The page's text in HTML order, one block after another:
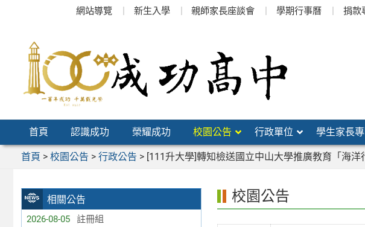
網站導覽 新生入學 親師家長座談會 學期行事曆 捐款
首頁 認識成功 榮耀成功 校園公告 行政單位 學生家長
首頁 > 校園公告 > 行政公告 > [111升大學]轉知檢送國立中山大學推廣教育「海
相關公告
2026-08-05 註冊組
校園公告